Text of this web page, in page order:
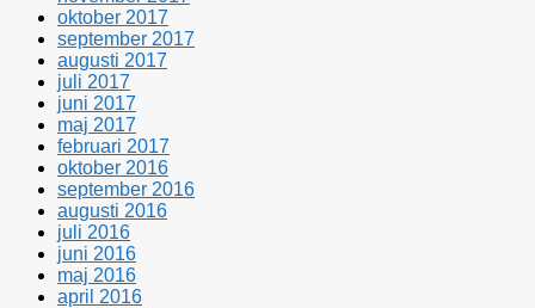
oktober 2017
september 2017
augusti 2017
juli 2017
juni 2017
maj 2017
februari 2017
oktober 2016
september 2016
augusti 2016
juli 2016
juni 2016
maj 2016
april 2016